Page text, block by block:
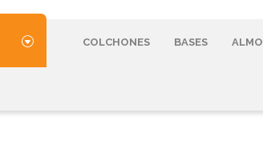
COLCHONES BASES